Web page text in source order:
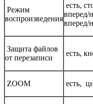
Режим
воспроизведения
есть,
вперед/
вперед/
Защита файлов
от перезаписи
есть,
ZOOM есть,